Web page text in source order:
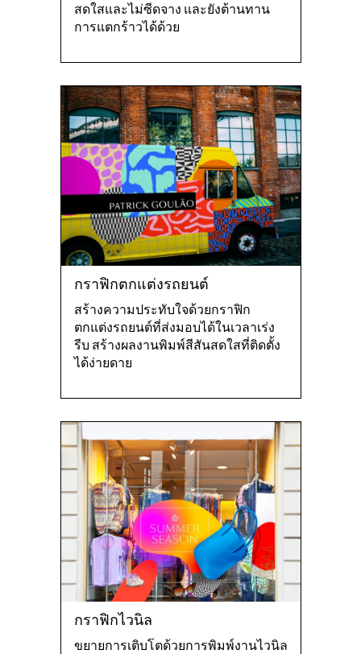
สดใสและไม่ซีดจาง และยังต้านทาน
การแตกร้าวได้ด้วย
กราฟิกตกแต่งรถยนต์
สร้างความประทับใจด้วยกราฟิก
ตกแต่งรถยนต์ที่ส่งมอบได้ในเวลาเร่ง
รีบ สร้างผลงานพิมพ์สีสันสดใสที่ติดตั้ง
ได้ง่ายดาย
กราฟิกไวนิล
ขยายการเติบโตด้วยการพิมพ์งานไวนิล